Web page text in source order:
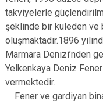
Derince
takviyelerle
şeklinde bir kuleden ve
oluşmaktadır.1896
Marmara Denizi’nden
Yelkenkaya Deniz
vermektedir.
Fener ve gardiyan